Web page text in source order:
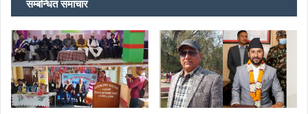
सम्बन्धित समाचार